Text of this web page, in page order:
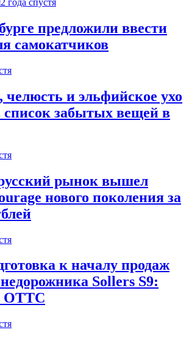
2 года спустя
предложили ввести
самокатчиков
челюсть и эльфийское ухо
забытых вещей в
рынок вышел
нового поколения за
к началу продаж
Sollers S9:
ОТТС